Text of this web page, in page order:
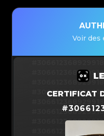
Voir des
CERTIFICAT
#